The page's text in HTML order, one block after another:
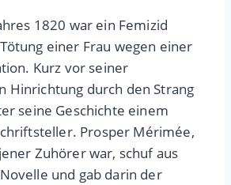
1820 war ein Femizid
einer Frau wegen einer
Kurz vor seiner
Hinrichtung durch den Strang
seine Geschichte einem
Prosper Mérimée,
Zuhörer war, schuf aus
und gab darin der